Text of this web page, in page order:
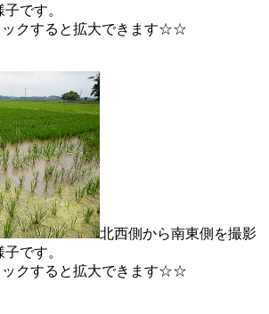
です。
クすると拡大できます☆☆
北西側から南東側を撮影
です。
クすると拡大できます☆☆